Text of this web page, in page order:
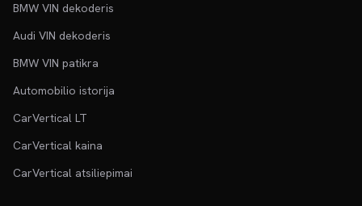
BMW VIN dekoderis
Audi VIN dekoderis
BMW VIN patikra
Automobilio istorija
CarVertical LT
CarVertical kaina
CarVertical atsiliepimai